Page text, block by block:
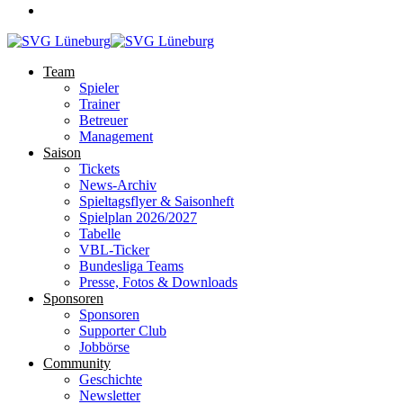
Team
Spieler
Trainer
Betreuer
Management
Saison
Tickets
News-Archiv
Spieltagsflyer & Saisonheft
Spielplan 2026/2027
Tabelle
VBL-Ticker
Bundesliga Teams
Presse, Fotos & Downloads
Sponsoren
Sponsoren
Supporter Club
Jobbörse
Community
Geschichte
Newsletter